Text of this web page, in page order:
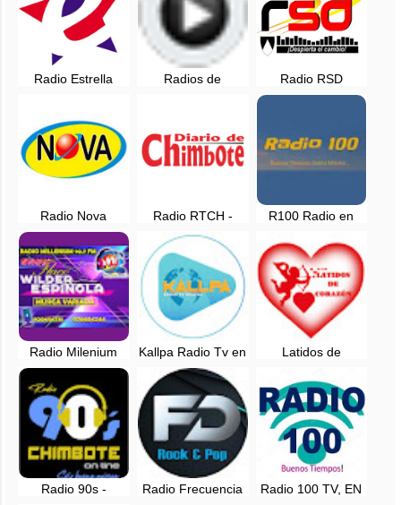
Radio Estrella
Radios de
Radio RSD
Chimbote en vivo
Radio Nova
Chimbote en vivo -
104.3 FM
Radio RTCH -
Chimbote, en vivo
R100 Radio en
Perú
Radio Milenium
92.7 FM - Santa,
Chimbote
Kallpa Radio Tv en
vivo - Chimbote
Latidos de
en vivo - Nuevo
Chimbote
Radio 90s -
Radio Frecuencia
Radio 100 TV, EN